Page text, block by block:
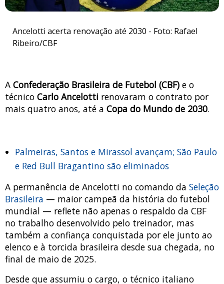
Ancelotti acerta renovação até 2030 - Foto: Rafael
Ribeiro/CBF
A Confederação Brasileira de Futebol (CBF) e o
técnico Carlo Ancelotti renovaram o contrato por
mais quatro anos, até a Copa do Mundo de 2030.
Palmeiras, Santos e Mirassol avançam; São Paulo
e Red Bull Bragantino são eliminados
A permanência de Ancelotti no comando da Seleção
Brasileira — maior campeã da história do futebol
mundial — reflete não apenas o respaldo da CBF
no trabalho desenvolvido pelo treinador, mas
também a confiança conquistada por ele junto ao
elenco e à torcida brasileira desde sua chegada, no
final de maio de 2025.
Desde que assumiu o cargo, o técnico italiano